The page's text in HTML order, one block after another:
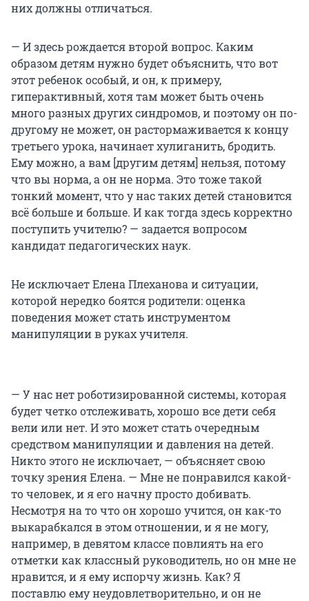
них должны отличаться.
— И здесь рождается второй вопрос. Каким
образом детям нужно будет объяснить, что вот
этот ребенок особый, и он, к примеру,
гиперактивный, хотя там может быть очень
много разных других синдромов, и поэтому он по-
другому не может, он растормаживается к концу
третьего урока, начинает хулиганить, бродить.
Ему можно, а вам [другим детям] нельзя, потому
что вы норма, а он не норма. Это тоже такой
тонкий момент, что у нас таких детей становится
всё больше и больше. И как тогда здесь корректно
поступить учителю? — задается вопросом
кандидат педагогических наук.
Не исключает Елена Плеханова и ситуации,
которой нередко боятся родители: оценка
поведения может стать инструментом
манипуляции в руках учителя.
— У нас нет роботизированной системы, которая
будет четко отслеживать, хорошо все дети себя
вели или нет. И это может стать очередным
средством манипуляции и давления на детей.
Никто этого не исключает, — объясняет свою
точку зрения Елена. — Мне не понравился какой-
то человек, и я его начну просто добивать.
Несмотря на то что он хорошо учится, он как-то
выкарабкался в этом отношении, и я не могу,
например, в девятом классе повлиять на его
отметки как классный руководитель, но он мне не
нравится, и я ему испорчу жизнь. Как? Я
поставлю ему неудовлетворительно, и он не